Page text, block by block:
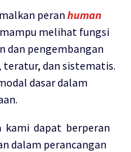
peran human
melihat fungsi
dan pengembangan
teratur, dan sistematis.
dasar dalam
dapat berperan
dalam perancangan